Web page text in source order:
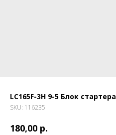
LC165F-3H 9-5 Блок стартера
SKU: 116235
180,00 р.